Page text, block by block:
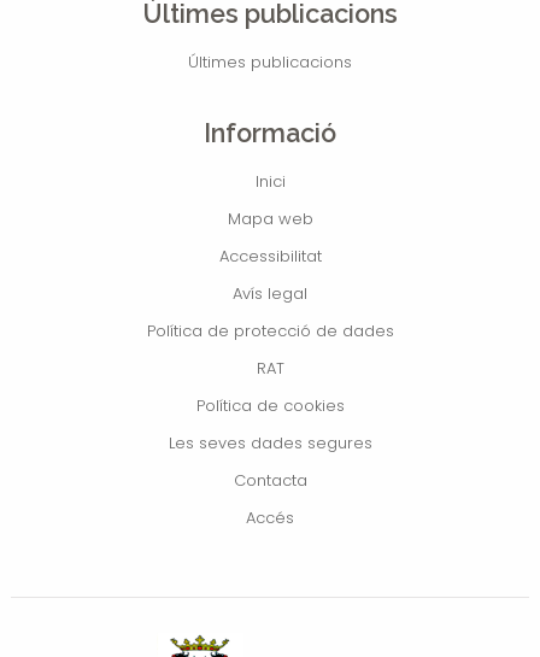
Últimes publicacions
Últimes publicacions
Informació
Inici
Mapa web
Accessibilitat
Avís legal
Política de protecció de dades
RAT
Política de cookies
Les seves dades segures
Contacta
Accés